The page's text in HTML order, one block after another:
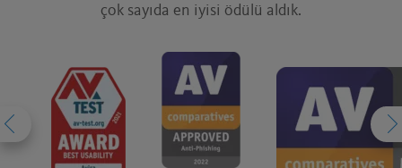
çok sayıda en iyisi ödülü aldık.